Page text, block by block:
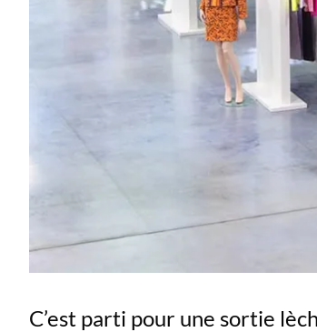
C’est parti pour une sortie